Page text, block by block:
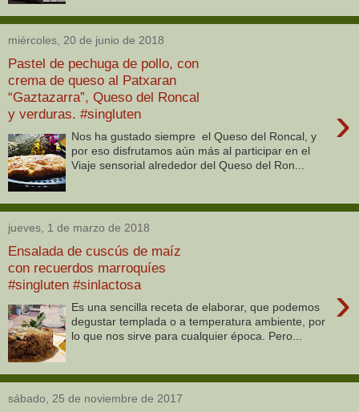
miércoles, 20 de junio de 2018
Pastel de pechuga de pollo, con
crema de queso al Patxaran
“Gaztazarra”, Queso del Roncal
y verduras. #singluten
›
Nos ha gustado siempre el Queso del Roncal, y
por eso disfrutamos aún más al participar en el
Viaje sensorial alrededor del Queso del Ron...
jueves, 1 de marzo de 2018
Ensalada de cuscús de maíz
con recuerdos marroquíes
#singluten #sinlactosa
›
Es una sencilla receta de elaborar, que podemos
degustar templada o a temperatura ambiente, por
lo que nos sirve para cualquier época. Pero...
sábado, 25 de noviembre de 2017